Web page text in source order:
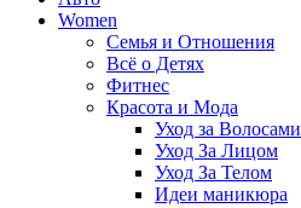
Women
Семья и Отношения
Всё о Детях
Фитнес
Красота и Мода
Уход за Волосами
Уход За Лицом
Уход За Телом
Идеи маникюра